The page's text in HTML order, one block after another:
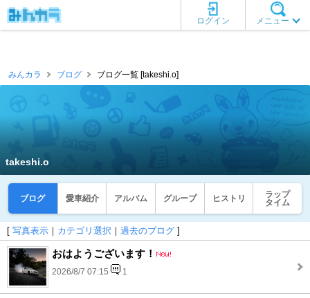
メニュー
ログイン
みんカラ ブログ ブログ一覧 [takeshi.o]
takeshi.o
ブログ 愛車紹介 アルバム グループ ヒストリ
ラップ
タイム
[ 写真表示 ｜ カテゴリ選択 ｜ 過去のブログ ]
おはようございます！
2026/8/7 07:15 1